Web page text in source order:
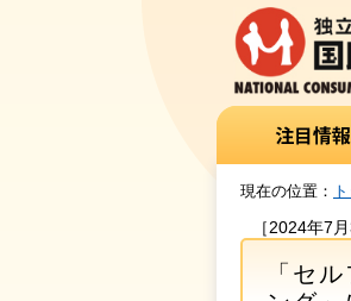
現在の位置：
［2024年7
「セ